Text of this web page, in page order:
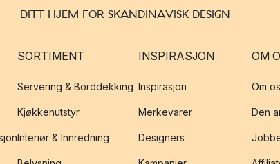
DITT HJEM FOR SKANDINAVISK DESIGN
SORTIMENT
Servering & Borddekking
Kjøkkenutstyr
Interiør & Innredning
INSPIRASJON
Inspirasjon
Merkevarer
Designers
OM
Om
Den